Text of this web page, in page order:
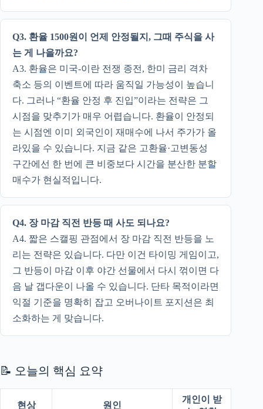
Q3. 환율 1500원이 언제 안정될지, 그때 주식을 사
는 게 나을까요?
A3. 환율은 미국-이란 전쟁 종전, 한미 금리 격차
축소 등의 이벤트에 따라 움직일 가능성이 높습니
다. 그러나 “환율 안정 후 진입”이라는 전략은 그
시점을 맞추기가 매우 어렵습니다. 환율이 안정되
는 시점엔 이미 외국인이 재매수에 나서 주가가 올
라있을 수 있습니다. 지금 같은 고환율·고변동성
구간에선 한 번에 큰 비중보다 시간을 분산한 분할
매수가 현실적입니다.
Q4. 장 마감 직전 반등 때 사도 되나요?
A4. 짧은 스캘핑 관점에서 장 마감 직전 반등을 노
리는 전략은 있습니다. 다만 이건 타이밍 게임이고,
그 반등이 마감 이후 야간 선물에서 다시 꺾이면 다
음 날 갭다운이 나올 수 있습니다. 단타 목적이라면
익절 기준을 명확히 잡고 오버나이트 포지션은 최
소화하는 게 맞습니다.
📝 오늘의 핵심 요약
현상 원인
개인이 받